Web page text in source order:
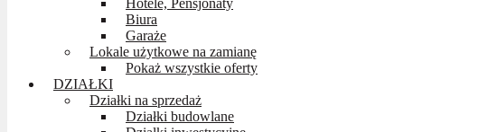
Biura
Garaże
Lokale użytkowe na zamianę
Pokaż wszystkie oferty
DZIAŁKI
Działki na sprzedaż
Działki budowlane